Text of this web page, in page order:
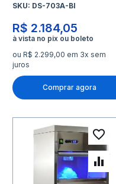
SKU: DS-703A-BI
R$ 2.184,05
ou R$ 2.299,00 em 3x sem
juros
Comprar agora